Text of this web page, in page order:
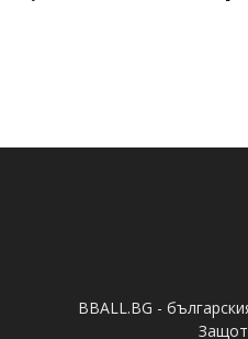
BBALL.BG -